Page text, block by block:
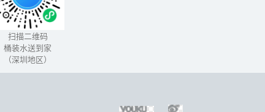
了桶装水，但是桶装水就
真的干净吗？中国人在食
品危机尚...
扫描二维码
桶装水送到家
（深圳地区）